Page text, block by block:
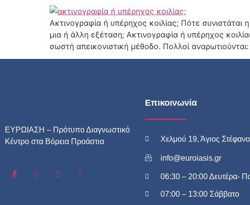
Ακτινογραφία ή υπέρηχος κοιλίας; Πότε
μια ή άλλη εξέταση; Ακτινογραφία ή υπέρηχος
σωστή απεικονιστική μέθοδο. Πολλοί αναρωτιούνται:
ΕΥΡΩΙΑΣΗ – Πρότυπο Διαγνωστικό
Κέντρο στα Βόρεια Προάστια
Επικοινωνία
Χελμού 19, Άγιος
info@euroiasis.gr
06:30 – 20:00 Δευτέρα-
07:00 – 13:00 Σάββατο